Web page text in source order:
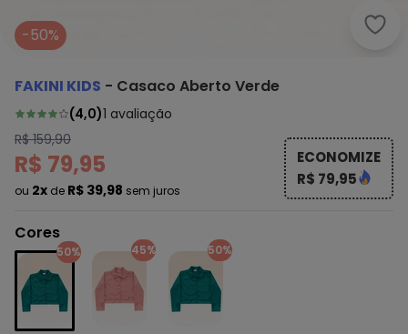
-50%
FAKINI KIDS - Casaco Aberto Verde
(4,0)1 avaliação
R$ 159,90
R$ 79,95
ou 2x de R$ 39,98 sem juros
ECONOMIZE
R$ 79,95
Cores
50% 45% 50%